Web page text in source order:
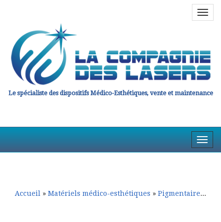
Le spécialiste des dispositifs Médico-Esthétiques, vente et maintenance
la
en
Accueil » Matériels médico-esthétiques » Pigmentaire et Détatouage